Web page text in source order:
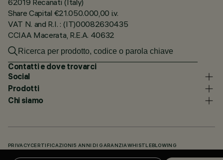
Share Capital €21.050.000,00 i.v.
VAT N. and R.I. : (IT)00082630435
CCIAA Macerata, R.E.A. 40632
Contatti e dove trovarci
Social
Prodotti
Chi siamo
PRIVACY CERTIFICAZIONI 5 ANNI DI GARANZIAWHISTLEBLOWING